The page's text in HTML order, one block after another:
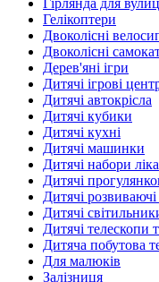
Гірлянда для
Гелікоптери
Двоколісні
Двоколісні
Дерев'яні ігри
Дитячі ігрові
Дитячі автокрісла
Дитячі кубики
Дитячі кухні
Дитячі машинки
Дитячі набори
Дитячі
Дитячі
Дитячі
Дитячі телескопи
Дитяча побутова
Для малюків
Залізниця